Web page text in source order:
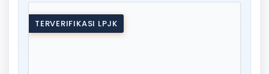
TERVERIFIKASI LPJK